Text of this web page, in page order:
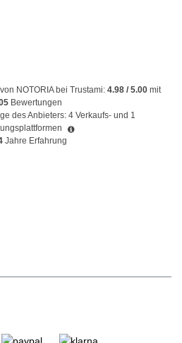
NOTORIA bei Trustami: 4.98 / 5.00mit
Bewertungen
des Anbieters: 4 Verkaufs- und 1
Jahre Erfahrung